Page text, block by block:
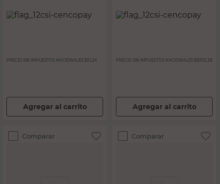
PRECIO SIN IMPUESTOS NACIONALES: $51,24
Agregar al carrito
PRECIO SIN IMPUESTOS NACIONALES: $8355,38
Agregar al carrito
Comparar Comparar